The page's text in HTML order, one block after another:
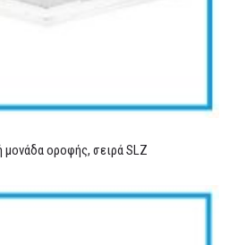
μονάδα οροφής, σειρά SLZ